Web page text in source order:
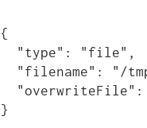
{